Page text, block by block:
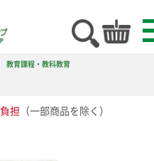
教育課程・教科教育
担 （一部商品を除く）